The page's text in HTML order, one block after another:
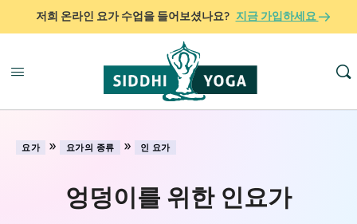
저희 온라인 요가 수업을 들어보셨나요? 지금 가입하세요
요가 » 요가의 종류 » 인 요가
엉덩이를 위한 인요가